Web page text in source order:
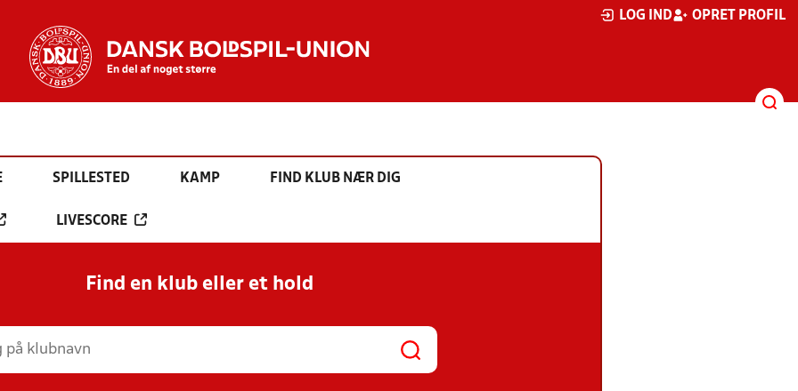
LOG IND OPRET PROFIL
SPILLESTED KAMP FIND KLUB NÆR DIG
LIVESCORE
Find en klub eller et hold